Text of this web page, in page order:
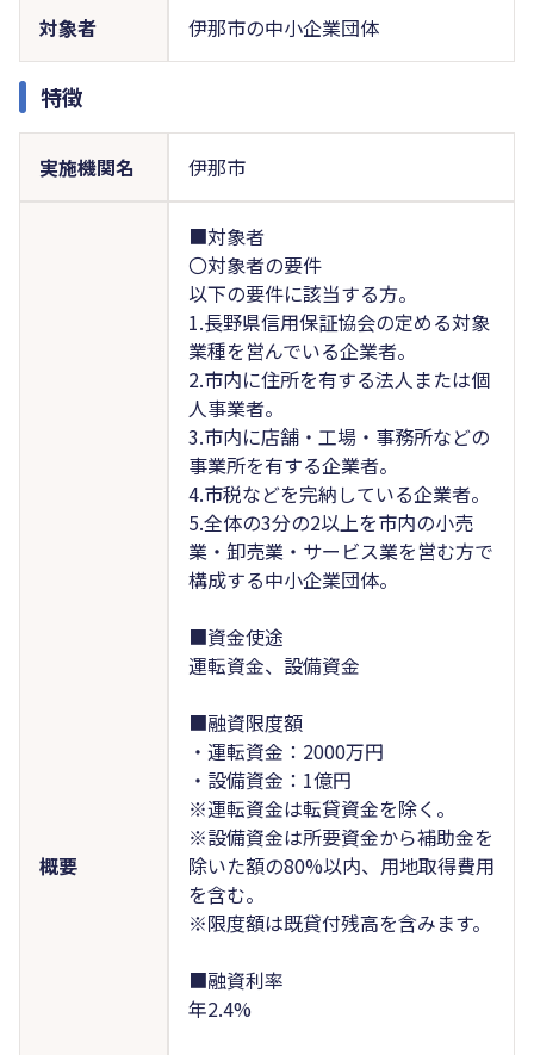
対象者 伊那市の中小企業団体
特徴
実施機関名 伊那市
概要
■対象者
〇対象者の要件
以下の要件に該当する方。
1.長野県信用保証協会の定める対象
業種を営んでいる企業者。
2.市内に住所を有する法人または個
人事業者。
3.市内に店舗・工場・事務所などの
事業所を有する企業者。
4.市税などを完納している企業者。
5.全体の3分の2以上を市内の小売
業・卸売業・サービス業を営む方で
構成する中小企業団体。
■資金使途
運転資金、設備資金
■融資限度額
・運転資金：2000万円
・設備資金：1億円
※運転資金は転貸資金を除く。
※設備資金は所要資金から補助金を
除いた額の80%以内、用地取得費用
を含む。
※限度額は既貸付残高を含みます。
■融資利率
年2.4%